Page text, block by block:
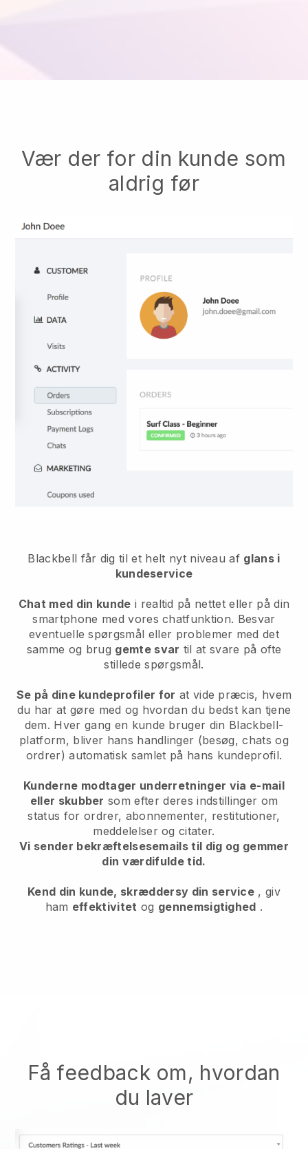
Vær der for din kunde som
aldrig før
Blackbell får dig til et helt nyt niveau af glans i
kundeservice
Chat med din kunde i realtid på nettet eller på din
smartphone med vores chatfunktion. Besvar
eventuelle spørgsmål eller problemer med det
samme og brug gemte svar til at svare på ofte
stillede spørgsmål.
Se på dine kundeprofiler for at vide præcis, hvem
du har at gøre med og hvordan du bedst kan tjene
dem. Hver gang en kunde bruger din Blackbell-
platform, bliver hans handlinger (besøg, chats og
ordrer) automatisk samlet på hans kundeprofil.
Kunderne modtager underretninger via e-mail
eller skubber som efter deres indstillinger om
status for ordrer, abonnementer, restitutioner,
meddelelser og citater.
Vi sender bekræftelsesemails til dig og gemmer
din værdifulde tid.
Kend din kunde, skræddersy din service , giv
ham effektivitet og gennemsigtighed .
Få feedback om, hvordan
du laver